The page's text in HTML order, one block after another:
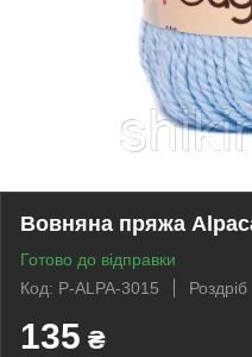
Вовняна пряжа
Готово до відправки
Код: P-ALPA-3015
Роздріб
135 ₴